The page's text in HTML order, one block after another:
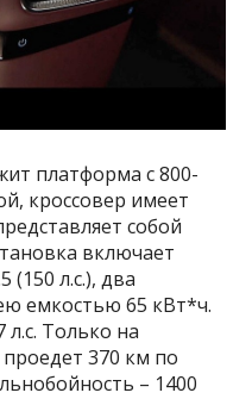
платформа с 800-
кроссовер имеет
собой
включает
л.с.), два
емкостью 65 кВт*ч.
Только на
370 км по
– 1400